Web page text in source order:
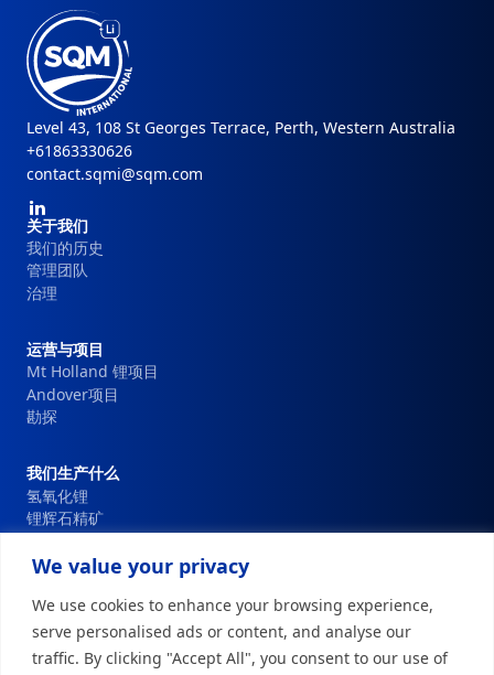
We value your privacy
We use cookies to enhance your browsing experience,
serve personalised ads or content, and analyse our
traffic. By clicking "Accept All", you consent to our use of
引
领
国
际
锂
电
项
目
开
发。
计
方
面
处
世
先
地
位，
这
使
们
能
够
成
全
球
最
大
的
生
产
商
理
强
大
的
治
理
是
我
们
运
营
的
石。
它
指
导
的
决
策，
利
益
关
者
解
更
多
SQMi
Level 43, 108 St Georges Terrace, Perth, Western Australia
+61863330626
contact.sqmi@sqm.com
社
交
媒
体
主
页
脚
航
关于我们
我们的历史
管理团队
治理
运营与项目
Mt Holland 锂项目
Andover项目
勘探
我们生产什么
氢氧化锂
锂辉石精矿
创新科技
可持续
Puerto
Varas
制
造
2litros